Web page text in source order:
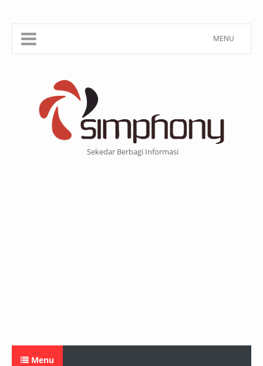
MENU
Sekedar Berbagi Informasi
Menu